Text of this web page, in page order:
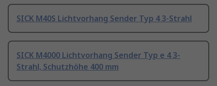
SICK M40S Lichtvorhang Sender Typ 4 3-Strahl
SICK M4000 Lichtvorhang Sender Typ e 4 3-
Strahl, Schutzhöhe 400 mm